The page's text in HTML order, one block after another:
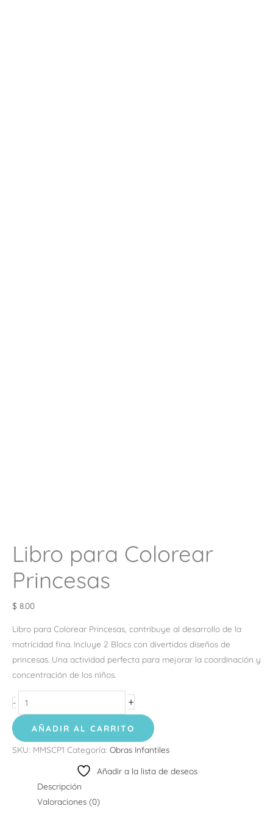
Libro para Colorear
Princesas
$ 8.00
Libro para Colorear Princesas, contribuye al desarrollo de la
motricidad fina. Incluye 2 Blocs con divertidos diseños de
princesas. Una actividad perfecta para mejorar la coordinación y
concentración de los niños.
- +
AÑADIR AL CARRITO
SKU: MMSCP1 Categoría: Obras Infantiles
Añadir a la lista de deseos
Descripción
Valoraciones (0)